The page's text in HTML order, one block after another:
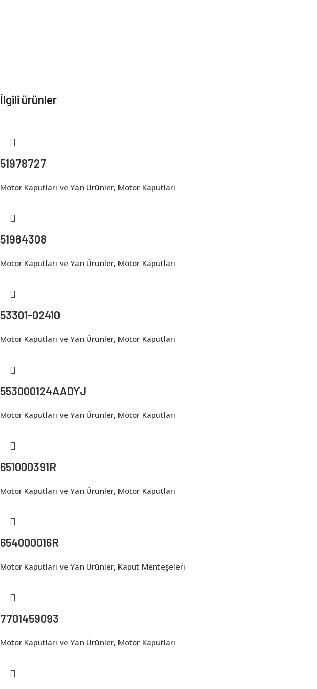
İlgili ürünler
51978727
Motor Kaputları ve Yan Ürünler, Motor Kaputları
51984308
Motor Kaputları ve Yan Ürünler, Motor Kaputları
53301-02410
Motor Kaputları ve Yan Ürünler, Motor Kaputları
553000124AADYJ
Motor Kaputları ve Yan Ürünler, Motor Kaputları
651000391R
Motor Kaputları ve Yan Ürünler, Motor Kaputları
654000016R
Motor Kaputları ve Yan Ürünler, Kaput Menteşeleri
7701459093
Motor Kaputları ve Yan Ürünler, Motor Kaputları